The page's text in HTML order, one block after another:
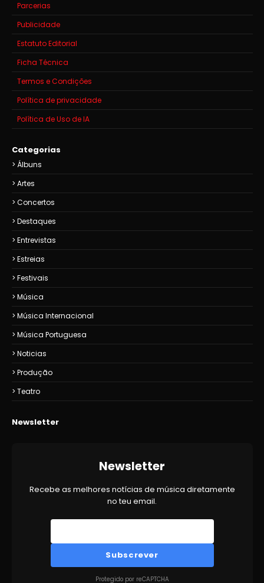
Parcerias
Publicidade
Estatuto Editorial
Ficha Técnica
Termos e Condições
Política de privacidade
Política de Uso de IA
Categorias
Álbuns
Artes
Concertos
Destaques
Entrevistas
Estreias
Festivais
Música
Música Internacional
Música Portuguesa
Noticias
Produção
Teatro
Newsletter
Newsletter
Recebe as melhores notícias de música diretamente
no teu email.
Subscrever
Protegido por reCAPTCHA